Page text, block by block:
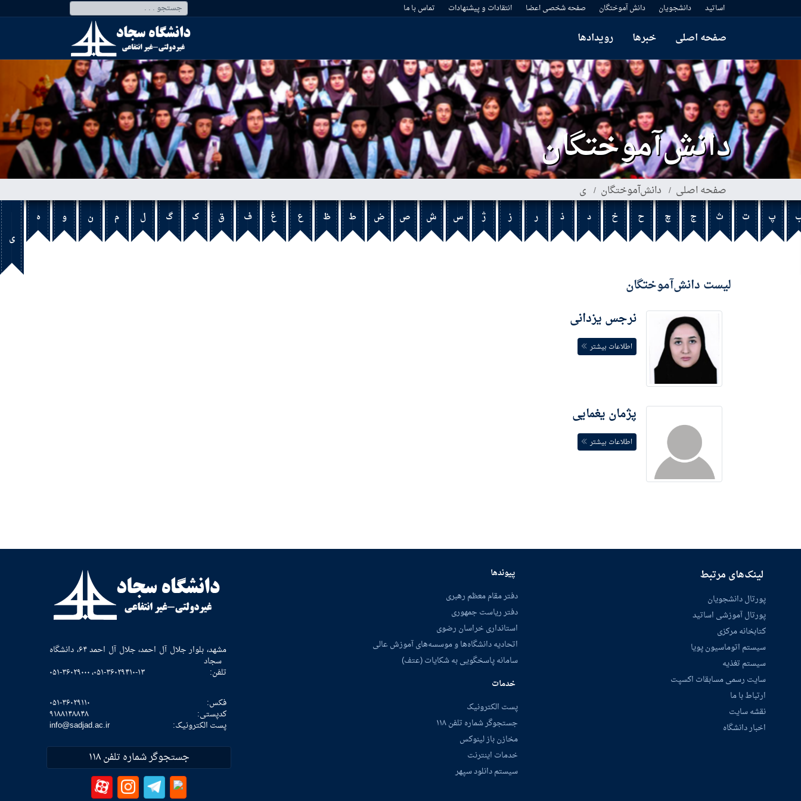
اساتید دانشجویان دانش آموختگان صفحه شخصی اعضا انتقادات و پیشنهادات تماس با ما
صفحه اصلی خبرها رویدادها
دانش‌آموختگان
صفحه اصلی دانش‌آموختگان ی
پ ت ث ج چ ح خ د ذ ر ز ژ س ش ص ض ط ظ ع غ ف ق ک گ ل م ن و
ه
ی
لیست دانش‌آموختگان
نرجس یزدانی
اطلاعات بیشتر
پژمان یغمایی
اطلاعات بیشتر
لینک‌های مرتبط
پورتال دانشجویان
پورتال آموزشی اساتید
کتابخانه مرکزی
سیستم اتوماسیون پویا
سیستم تغذیه
سایت رسمی مسابقات اکسپت
ارتباط با ما
نقشه سایت
اخبار دانشگاه
پیوندها
دفتر مقام معظم رهبری
دفتر ریاست جمهوری
استانداری خراسان رضوی
اتحادیه دانشگاه‌ها و موسسه‌های آموزش عالی
سامانه پاسخگویی به شکایات (عتف)
خدمات
پست الکترونیک
جستجوگر شماره تلفن ۱۱۸
مخازن باز لینوکس
خدمات اینترنت
سیستم دانلود سپهر
مشهد، بلوار جلال آل احمد، جلال آل احمد ۶۴، دانشگاه
سجاد
تلفن: ۰۵۱-۳۶۰۲۹۴۱۰-۱۳، ۰۵۱-۳۶۰۲۹۰۰۰
فکس: ۰۵۱-۳۶۰۲۹۱۱۰
كدپستی: ۹۱۸۸۱۴۸۸۴۸
پست الکترونیک: info@sadjad.ac.ir
جستجوگر شماره تلفن ۱۱۸